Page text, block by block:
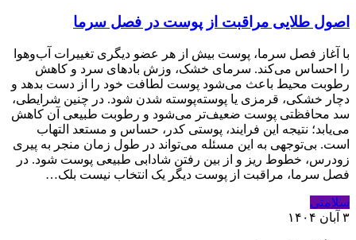
اصول طلایی مراقبت از پوست در فصل سرما
با آغاز فصل سرما، پوست بیش از هر عضو دیگری تغییرات آب‌وهوا
را احساس می‌کند. سرمای خشک، وزش بادهای سرد و کاهش
رطوبت محیط باعث می‌شود پوست لطافت خود را از دست بدهد و
دچار خشکی، قرمزی یا پوسته‌پوسته شدن شود. در چنین شرایطی،
سد محافظتی پوست ضعیف‌تر می‌شود و رطوبت طبیعی آن کاهش
می‌یابد؛ نتیجه این فرایند، پوستی کدر، حساس و مستعد التهاب
است. بی‌توجهی به این مسئله می‌تواند در طول زمان منجر به پیری
زودرس، خطوط ریز و از بین رفتن شادابی طبیعی پوست شود. در
فصل سرما، مراقبت از پوست دیگر یک انتخاب نیست بلک…
سلامتی
۳ آبان ۱۴۰۴